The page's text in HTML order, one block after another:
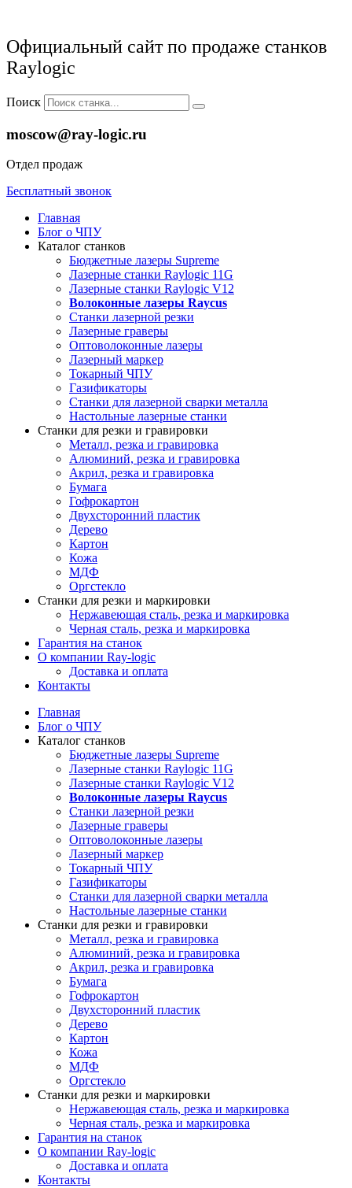
Официальный сайт по продаже станков
Raylogic
Поиск
moscow@ray-logic.ru
Отдел продаж
Бесплатный звонок
Главная
Блог о ЧПУ
Каталог станков
Бюджетные лазеры Supreme
Лазерные станки Raylogic 11G
Лазерные станки Raylogic V12
Волоконные лазеры Raycus
Станки лазерной резки
Лазерные граверы
Оптоволоконные лазеры
Лазерный маркер
Токарный ЧПУ
Газификаторы
Cтанки для лазерной сварки металла
Настольные лазерные станки
Станки для резки и гравировки
Металл, резка и гравировка
Алюминий, резка и гравировка
Акрил, резка и гравировка
Бумага
Гофрокартон
Двухсторонний пластик
Дерево
Картон
Кожа
МДФ
Оргстекло
Станки для резки и маркировки
Нержавеющая сталь, резка и маркировка
Черная сталь, резка и маркировка
Гарантия на станок
О компании Ray-logic
Доставка и оплата
Контакты
Главная
Блог о ЧПУ
Каталог станков
Бюджетные лазеры Supreme
Лазерные станки Raylogic 11G
Лазерные станки Raylogic V12
Волоконные лазеры Raycus
Станки лазерной резки
Лазерные граверы
Оптоволоконные лазеры
Лазерный маркер
Токарный ЧПУ
Газификаторы
Cтанки для лазерной сварки металла
Настольные лазерные станки
Станки для резки и гравировки
Металл, резка и гравировка
Алюминий, резка и гравировка
Акрил, резка и гравировка
Бумага
Гофрокартон
Двухсторонний пластик
Дерево
Картон
Кожа
МДФ
Оргстекло
Станки для резки и маркировки
Нержавеющая сталь, резка и маркировка
Черная сталь, резка и маркировка
Гарантия на станок
О компании Ray-logic
Доставка и оплата
Контакты